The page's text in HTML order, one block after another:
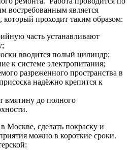
востребованным является
проходит таким образом:
часть устанавливают
вводится полый цилиндр;
к системе электропитания;
разреженного пространства в
надёжно крепится к
вмятину до полного
Москве, сделать покраску и
можно в короткие сроки.